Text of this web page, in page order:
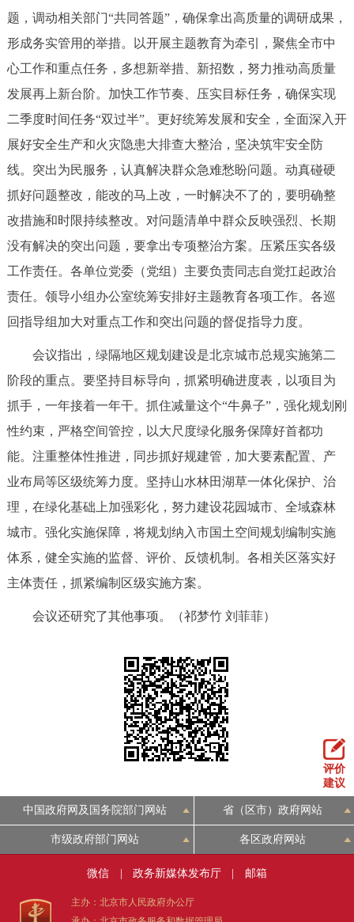
题，调动相关部门“共同答题”，确保拿出高质量的调研成果，
形成务实管用的举措。以开展主题教育为牵引，聚焦全市中
心工作和重点任务，多想新举措、新招数，努力推动高质量
发展再上新台阶。加快工作节奏、压实目标任务，确保实现
二季度时间任务“双过半”。更好统筹发展和安全，全面深入开
展好安全生产和火灾隐患大排查大整治，坚决筑牢安全防
线。突出为民服务，认真解决群众急难愁盼问题。动真碰硬
抓好问题整改，能改的马上改，一时解决不了的，要明确整
改措施和时限持续整改。对问题清单中群众反映强烈、长期
没有解决的突出问题，要拿出专项整治方案。压紧压实各级
工作责任。各单位党委（党组）主要负责同志自觉扛起政治
责任。领导小组办公室统筹安排好主题教育各项工作。各巡
回指导组加大对重点工作和突出问题的督促指导力度。
会议指出，绿隔地区规划建设是北京城市总规实施第二
阶段的重点。要坚持目标导向，抓紧明确进度表，以项目为
抓手，一年接着一年干。抓住减量这个“牛鼻子”，强化规划刚
性约束，严格空间管控，以大尺度绿化服务保障好首都功
能。注重整体性推进，同步抓好规建管，加大要素配置、产
业布局等区级统筹力度。坚持山水林田湖草一体化保护、治
理，在绿化基础上加强彩化，努力建设花园城市、全域森林
城市。强化实施保障，将规划纳入市国土空间规划编制实施
体系，健全实施的监督、评价、反馈机制。各相关区落实好
主体责任，抓紧编制区级实施方案。
会议还研究了其他事项。（祁梦竹 刘菲菲）
评价
建议
中国政府网及国务院部门网站 省（区市）政府网站
市级政府部门网站 各区政府网站
微信 政务新媒体发布厅 邮箱
主办：北京市人民政府办公厅